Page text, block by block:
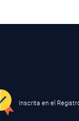
Inscrita en el